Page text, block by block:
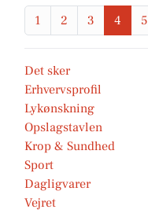
1 2 3 4 5
Det sker
Erhvervsprofil
Lykønskning
Opslagstavlen
Krop & Sundhed
Sport
Dagligvarer
Vejret